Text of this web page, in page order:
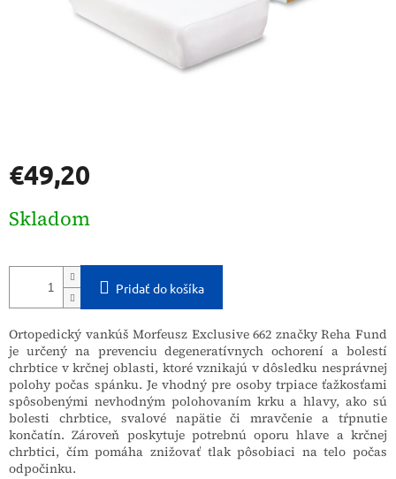
€49,20
cena:
Skladom
Pridať do košíka
Ortopedický vankúš Morfeusz Exclusive 662 značky Reha Fund
je určený na prevenciu degeneratívnych ochorení a bolestí
chrbtice v krčnej oblasti, ktoré vznikajú v dôsledku nesprávnej
polohy počas spánku. Je vhodný pre osoby trpiace ťažkosťami
spôsobenými nevhodným polohovaním krku a hlavy, ako sú
bolesti chrbtice, svalové napätie či mravčenie a tŕpnutie
končatín. Zároveň poskytuje potrebnú oporu hlave a krčnej
chrbtici, čím pomáha znižovať tlak pôsobiaci na telo počas
odpočinku.